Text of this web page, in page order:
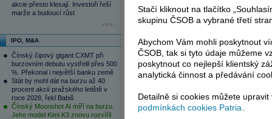
akcie přesto klesají. Investoři řeší
marže a budoucí růst
více...
IPO, M&A
Čínský čipový gigant CXMT při
burzovním debutu vystřelil přes 500
%. Překonal i největší banku země
Stát by mohl dát na burzu až 40
procent akcií pražského letiště v
roce 2028, řekl Babiš
Čínský Moonshot AI míří na burzu.
Jeho model Kimi K3 znovu rozvířil
Stačí kliknout na tlačítko
skupinu ČSOB a vybrané třetí
Abychom Vám mohli poskytnout
ČSOB, tak si tyto údaje můžeme
poskytnout co nejlepší klientský
analytická činnost a předávání
Detailně si cookies můžete
podmínkách cookies Patria